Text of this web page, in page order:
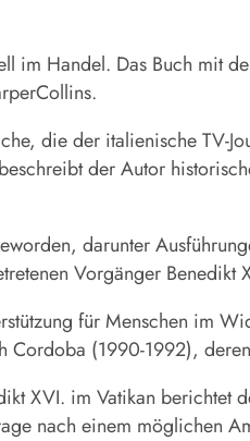
im Handel. Das Buch mit
die der italienische TV-
der Autor
darunter
Vorgänger Benedikt
für Menschen im
Cordoba (1990-1992),
XVI. im Vatikan berichtet
nach einem möglichen